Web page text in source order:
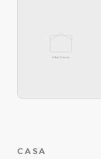
CASA